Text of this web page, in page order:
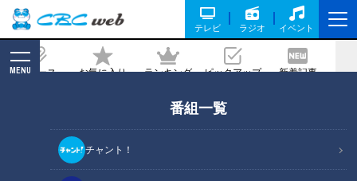
テレビ ラジオ イベント
ニュース お気に入り ランキング ピックアップ 新着記事
MENU
番組一覧
チャント！
車」の選び方！